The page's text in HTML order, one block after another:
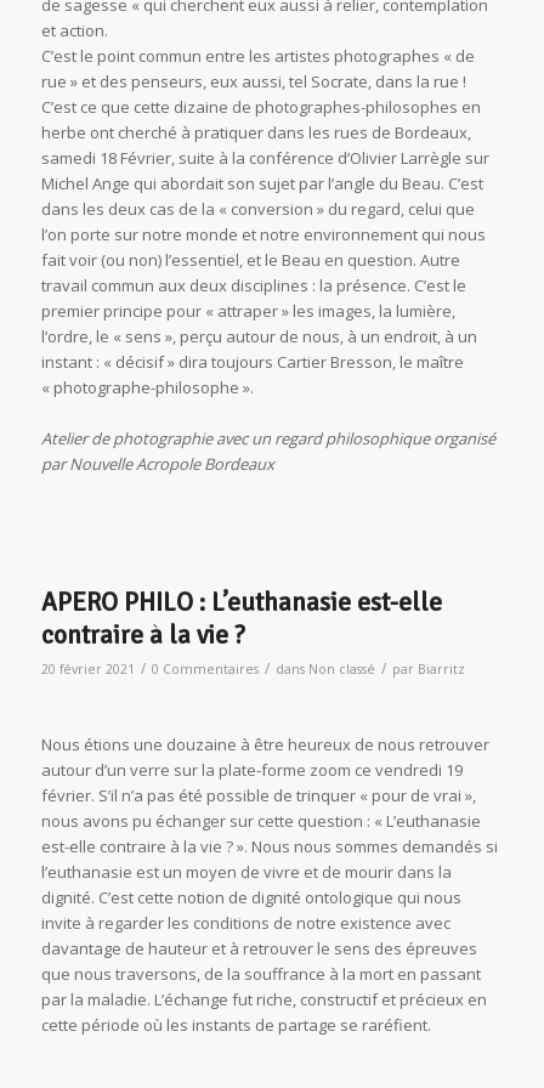
de sagesse « qui cherchent eux aussi à relier, contemplation
et action.
C’est le point commun entre les artistes photographes « de
rue » et des penseurs, eux aussi, tel Socrate, dans la rue !
C’est ce que cette dizaine de photographes-philosophes en
herbe ont cherché à pratiquer dans les rues de Bordeaux,
samedi 18 Février, suite à la conférence d’Olivier Larrègle sur
Michel Ange qui abordait son sujet par l’angle du Beau. C’est
dans les deux cas de la « conversion » du regard, celui que
l’on porte sur notre monde et notre environnement qui nous
fait voir (ou non) l’essentiel, et le Beau en question. Autre
travail commun aux deux disciplines : la présence. C’est le
premier principe pour « attraper » les images, la lumière,
l’ordre, le « sens », perçu autour de nous, à un endroit, à un
instant : « décisif » dira toujours Cartier Bresson, le maître
« photographe-philosophe ».
Atelier de photographie avec un regard philosophique organisé
par Nouvelle Acropole Bordeaux
APERO PHILO : L’euthanasie est-elle
contraire à la vie ?
20 février 2021 / 0 Commentaires / dans Non classé / par Biarritz
Nous étions une douzaine à être heureux de nous retrouver
autour d’un verre sur la plate-forme zoom ce vendredi 19
février. S’il n’a pas été possible de trinquer « pour de vrai »,
nous avons pu échanger sur cette question : « L’euthanasie
est-elle contraire à la vie ? ». Nous nous sommes demandés si
l’euthanasie est un moyen de vivre et de mourir dans la
dignité. C’est cette notion de dignité ontologique qui nous
invite à regarder les conditions de notre existence avec
davantage de hauteur et à retrouver le sens des épreuves
que nous traversons, de la souffrance à la mort en passant
par la maladie. L’échange fut riche, constructif et précieux en
cette période où les instants de partage se raréfient.